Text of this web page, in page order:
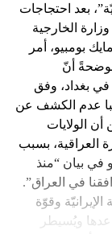
بعد احتجاجات
الخارجية
بومبيو، أمر
موضحةً أنّ
في بغداد، وفق
عدم الكشف عن
أن الولايات
العراقية، بسبب
في بيان “منذ
في العراق”.
وقوّة
ويُسيطر